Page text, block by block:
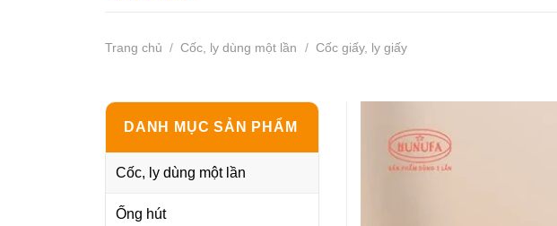
Trang chủ / Cốc, ly dùng một lần / Cốc giấy, ly giấy
DANH MỤC SẢN PHẨM
Cốc, ly dùng một lần
Ống hút